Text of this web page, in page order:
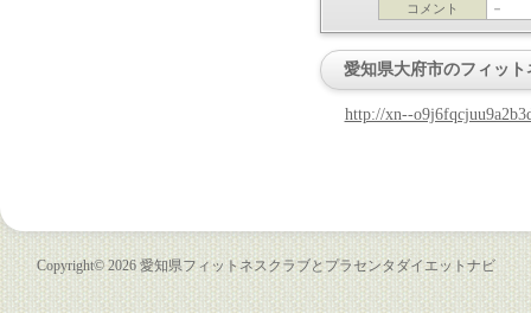
コメント
－
愛知県大府市のフィッ
http://xn--
Copyright©2026 愛知県フィットネスクラブとプラセンタダイエットナビ